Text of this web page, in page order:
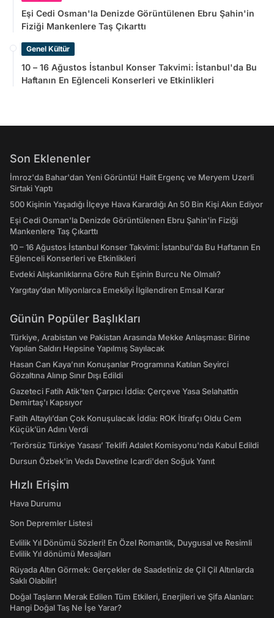
Eşi Cedi Osman'la Denizde Görüntülenen Ebru Şahin'in
Fiziği Mankenlere Taş Çıkarttı
Genel Kültür
10 – 16 Ağustos İstanbul Konser Takvimi: İstanbul'da Bu
Haftanın En Eğlenceli Konserleri ve Etkinlikleri
Son Eklenenler
İmroz'da Bahar'dan Yeni Görüntü! Halit Ergenç ve Meryem Uzerli
Sirtaki Yaptı
500 Kişinin Yaşadığı İlçeye Hava Karardığı An 50 Bin Kişi Akın Ediyor
Eşi Cedi Osman'la Denizde Görüntülenen Ebru Şahin'in Fiziği
Mankenlere Taş Çıkarttı
10 – 16 Ağustos İstanbul Konser Takvimi: İstanbul'da Bu Haftanın En
Eğlenceli Konserleri ve Etkinlikleri
Evdeki Alışkanlıklarına Göre Ruh Eşinin Burcu Ne Olmalı?
Yargıtay’dan Milyonlarca Emekliyi İlgilendiren Emsal Karar
Günün Popüler Başlıkları
Türkiye, Arabistan ve Pakistan Arasında Mekke Anlaşması: Birine
Yapılan Saldırı Hepsine Yapılmış Sayılacak
Hasan Can Kaya’nın Konuşanlar Programına Katılan Seyirci
Gözaltına Alınıp Sınır Dışı Edildi
Gazeteci Fatih Atik'ten Çarpıcı İddia: Çerçeve Yasa Selahattin
Demirtaş'ı Kapsıyor
Fatih Altaylı’dan Çok Konuşulacak İddia: ROK İtirafçı Oldu Cem
Küçük’ün Adını Verdi
‘Terörsüz Türkiye Yasası’ Teklifi Adalet Komisyonu'nda Kabul Edildi
Dursun Özbek'in Veda Davetine Icardi'den Soğuk Yanıt
Hızlı Erişim
Hava Durumu
Son Depremler Listesi
Evlilik Yıl Dönümü Sözleri! En Özel Romantik, Duygusal ve Resimli
Evlilik Yıl dönümü Mesajları
Rüyada Altın Görmek: Gerçekler de Saadetiniz de Çil Çil Altınlarda
Saklı Olabilir!
Doğal Taşların Merak Edilen Tüm Etkileri, Enerjileri ve Şifa Alanları:
Hangi Doğal Taş Ne İşe Yarar?